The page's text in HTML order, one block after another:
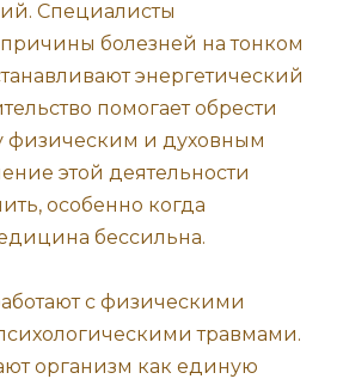
Специалисты
болезней на тонком
энергетический
помогает обрести
и духовным
этой деятельности
особенно когда
бессильна.
с физическими
травмами.
организм как единую